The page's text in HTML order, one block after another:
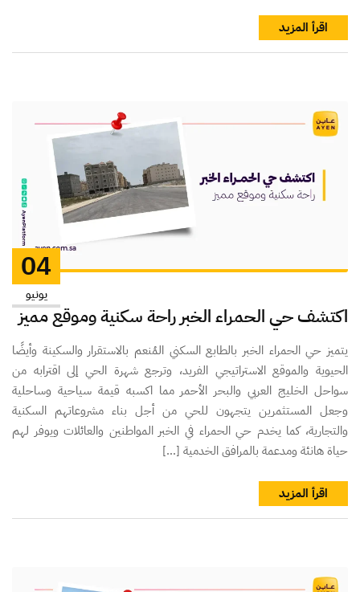
اقرأ المزيد
اكتشف حي الحمراء الخبر راحة سكنية وموقع مميز
يتميز حي الحمراء الخبر بالطابع السكني المُنعم بالاستقرار والسكينة وأيضًا
الحيوية والموقع الاستراتيجي الفريد، وترجع شهرة الحي إلى اقترابه من
سواحل الخليج العربي والبحر الأحمر مما اكسبه قيمة سياحية وساحلية
وجعل المستثمرين يتجهون للحي من أجل بناء مشروعاتهم السكنية
والتجارية، كما يخدم حي الحمراء في الخبر المواطنين والعائلات ويوفر لهم
حياة هانئة ومدعمة بالمرافق الخدمية […]
04
يونيو
اقرأ المزيد